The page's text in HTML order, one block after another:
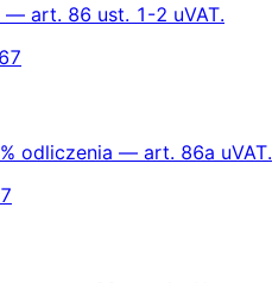
— art. 86 ust. 1-2 uVAT.
odliczenia — art. 86a uVAT.